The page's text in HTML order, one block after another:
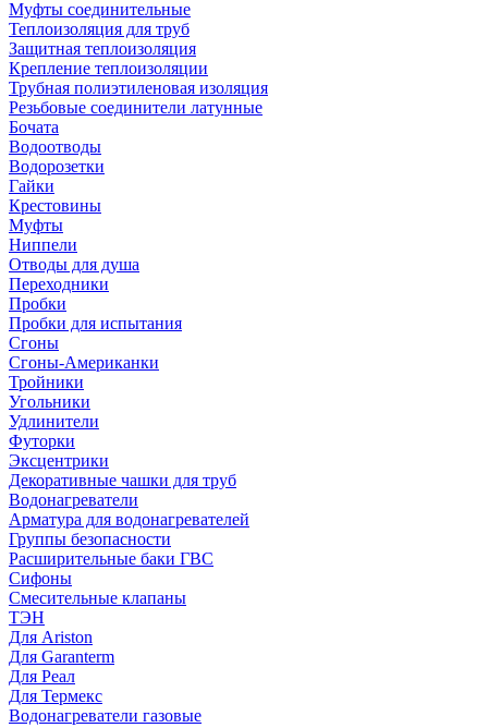
Муфты соединительные
Теплоизоляция для труб
Защитная теплоизоляция
Крепление теплоизоляции
Трубная полиэтиленовая изоляция
Резьбовые соединители латунные
Бочата
Водоотводы
Водорозетки
Гайки
Крестовины
Муфты
Ниппели
Отводы для душа
Переходники
Пробки
Пробки для испытания
Сгоны
Сгоны-Американки
Тройники
Угольники
Удлинители
Футорки
Эксцентрики
Декоративные чашки для труб
Водонагреватели
Арматура для водонагревателей
Группы безопасности
Расширительные баки ГВС
Сифоны
Смесительные клапаны
ТЭН
Для Ariston
Для Garanterm
Для Реал
Для Термекс
Водонагреватели газовые